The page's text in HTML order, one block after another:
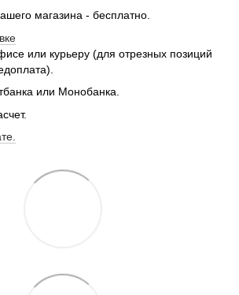
магазина - бесплатно.
или курьеру (для отрезных позиций
или Монобанка.